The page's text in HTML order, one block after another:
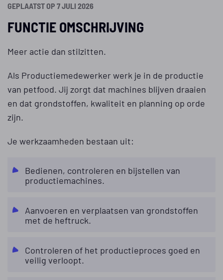
GEPLAATST OP 7 JULI 2026
FUNCTIE OMSCHRIJVING
Meer actie dan stilzitten.
Als Productiemedewerker werk je in de productie
van petfood. Jij zorgt dat machines blijven draaien
en dat grondstoffen, kwaliteit en planning op orde
zijn.
Je werkzaamheden bestaan uit:
Bedienen, controleren en bijstellen van
productiemachines.
Aanvoeren en verplaatsen van grondstoffen
met de heftruck.
Controleren of het productieproces goed en
veilig verloopt.